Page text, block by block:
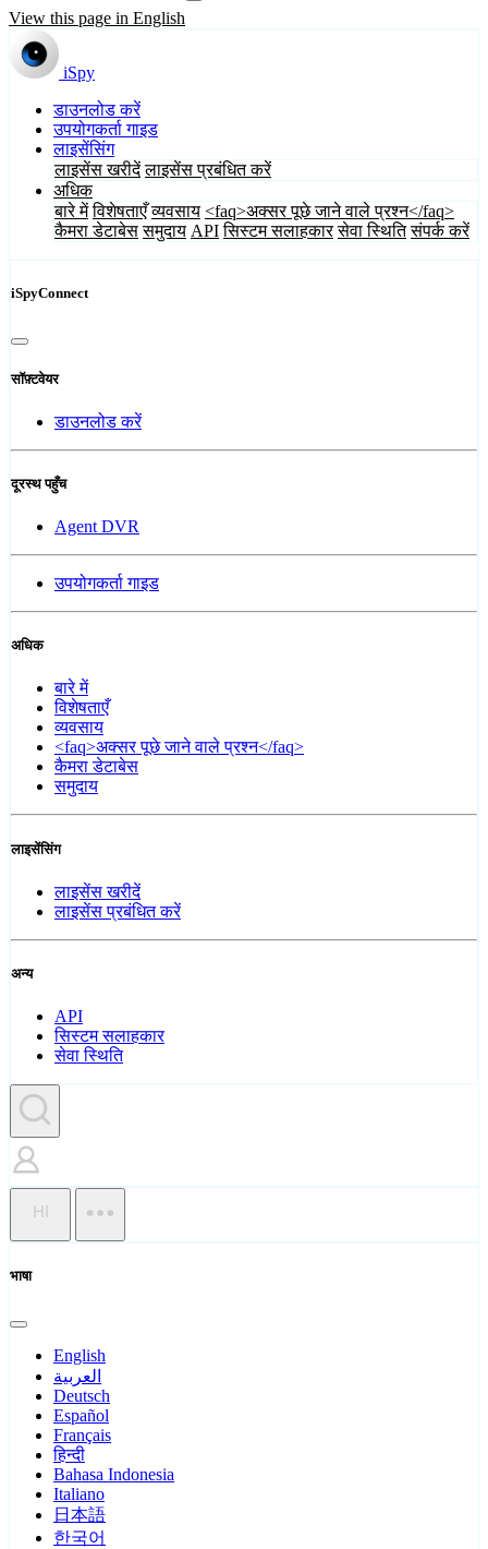
View this page in English
iSpy
डाउनलोड करें
उपयोगकर्ता गाइड
लाइसेंसिंग
लाइसेंस खरीदें लाइसेंस प्रबंधित करें
अधिक
बारे में विशेषताएँ व्यवसाय <faq>अक्सर पूछे जाने वाले प्रश्न</faq>
कैमरा डेटाबेस समुदाय API सिस्टम सलाहकार सेवा स्थिति संपर्क करें
iSpyConnect
सॉफ़्टवेयर
डाउनलोड करें
दूरस्थ पहुँच
Agent DVR
उपयोगकर्ता गाइड
अधिक
बारे में
विशेषताएँ
व्यवसाय
<faq>अक्सर पूछे जाने वाले प्रश्न</faq>
कैमरा डेटाबेस
समुदाय
लाइसेंसिंग
लाइसेंस खरीदें
लाइसेंस प्रबंधित करें
अन्य
API
सिस्टम सलाहकार
सेवा स्थिति
HI
भाषा
English
العربية
Deutsch
Español
Français
हिन्दी
Bahasa Indonesia
Italiano
日本語
한국어